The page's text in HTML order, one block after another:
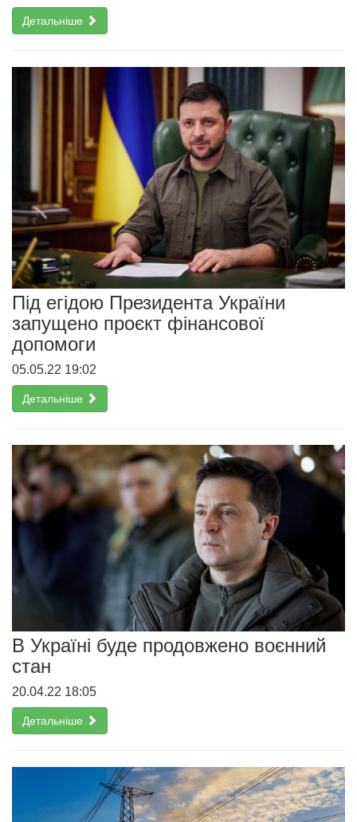
Детальніше
Під егідою Президента України
запущено проєкт фінансової
допомоги
05.05.22 19:02
Детальніше
В Україні буде продовжено воєнний
стан
20.04.22 18:05
Детальніше